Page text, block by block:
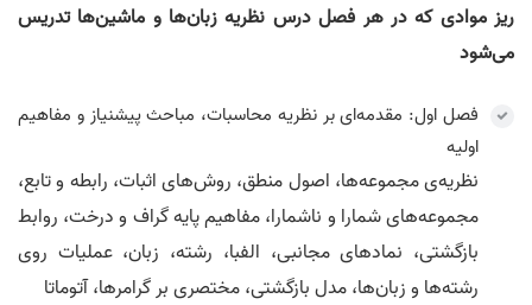
ریز موادی که در هر فصل درس نظریه زبان‌ها و ماشین‌ها تدریس
می‌شود
فصل اول: مقدمه‌ای بر نظریه محاسبات، مباحث پیشنیاز و مفاهیم
اولیه
نظریه‌ی مجموعه‌ها، اصول منطق، روش‌های اثبات، رابطه و تابع،
مجموعه‌های شمارا و ناشمارا، مفاهیم پایه گراف و درخت، روابط
بازگشتی، نمادهای مجانبی، الفبا، رشته، زبان‌، عملیات روی
رشته‌ها و زبان‌ها، مدل بازگشتی، مختصری بر گرامرها، آتوماتا